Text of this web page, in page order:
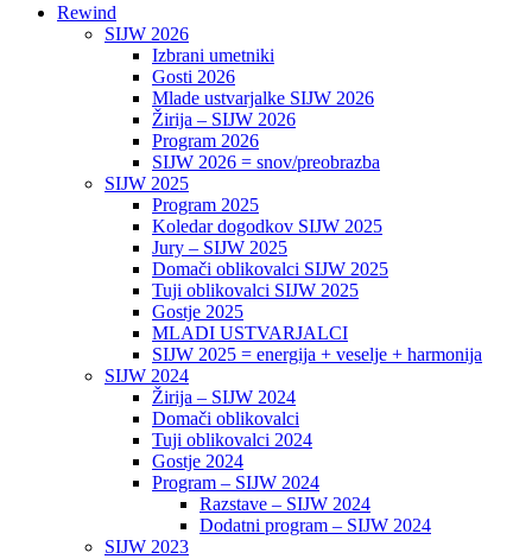
Rewind
SIJW 2026
Izbrani umetniki
Gosti 2026
Mlade ustvarjalke SIJW 2026
Žirija – SIJW 2026
Program 2026
SIJW 2026 = snov/preobrazba
SIJW 2025
Program 2025
Koledar dogodkov SIJW 2025
Jury – SIJW 2025
Domači oblikovalci SIJW 2025
Tuji oblikovalci SIJW 2025
Gostje 2025
MLADI USTVARJALCI
SIJW 2025 = energija + veselje + harmonija
SIJW 2024
Žirija – SIJW 2024
Domači oblikovalci
Tuji oblikovalci 2024
Gostje 2024
Program – SIJW 2024
Razstave – SIJW 2024
Dodatni program – SIJW 2024
SIJW 2023